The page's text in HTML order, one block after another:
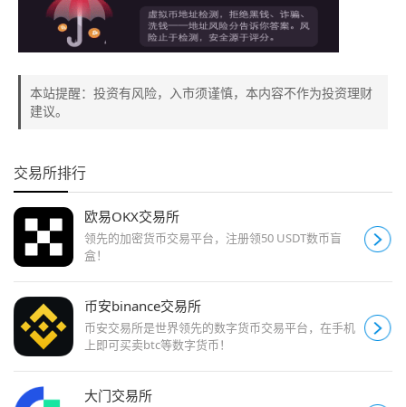
本站提醒：投资有风险，入市须谨慎，本内容不作为投资理财
建议。
交易所排行
欧易OKX交易所
领先的加密货币交易平台，注册领50 USDT数币盲
盒！
币安binance交易所
币安交易所是世界领先的数字货币交易平台，在手机
上即可买卖btc等数字货币！
大门交易所